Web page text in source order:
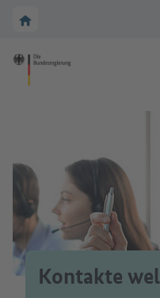
Zur Startseite von Make it
Kontakte